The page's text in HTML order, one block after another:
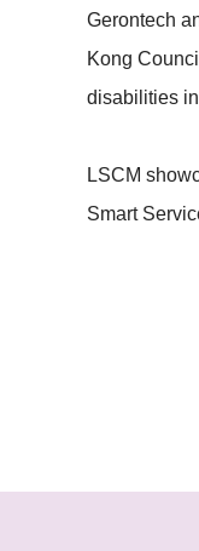
Gerontech
Kong
disabilities
LSCM
Smart